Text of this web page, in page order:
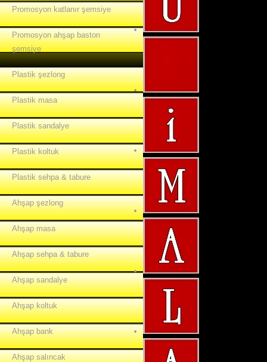
Promosyon katlanır şemsiye
Promosyon ahşap baston
şemsiye
Plastik şezlong
Plastik masa
Plastik sandalye
Plastik koltuk
Plastik sehpa & tabure
Ahşap şezlong
Ahşap masa
Ahşap sehpa & tabure
Ahşap sandalye
Ahşap koltuk
Ahşap bank
Ahşap salıncak